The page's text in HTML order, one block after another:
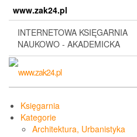
content
www.zak24.pl
INTERNETOWA KSIĘGARNIA
NAUKOWO - AKADEMICKA
Księgarnia
Kategorie
Architektura, Urbanistyka